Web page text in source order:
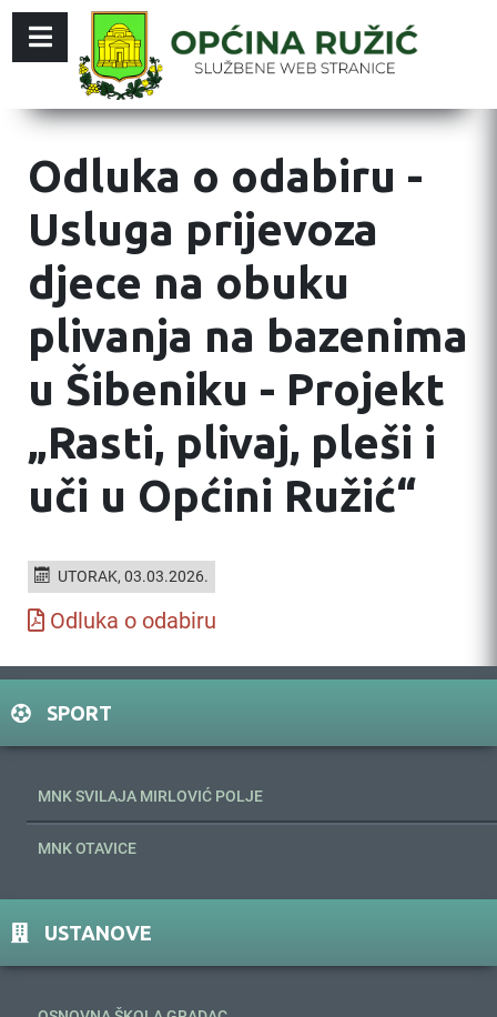
Odluka o odabiru -
Usluga prijevoza
djece na obuku
plivanja na bazenima
u Šibeniku - Projekt
„Rasti, plivaj, pleši i
uči u Općini Ružić“
UTORAK, 03.03.2026.
Odluka o odabiru
SPORT
MNK SVILAJA MIRLOVIĆ POLJE
MNK OTAVICE
USTANOVE